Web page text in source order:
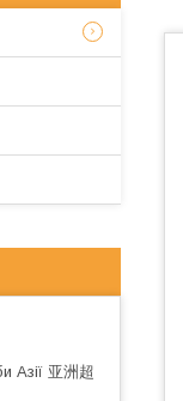
Азії 亚洲超